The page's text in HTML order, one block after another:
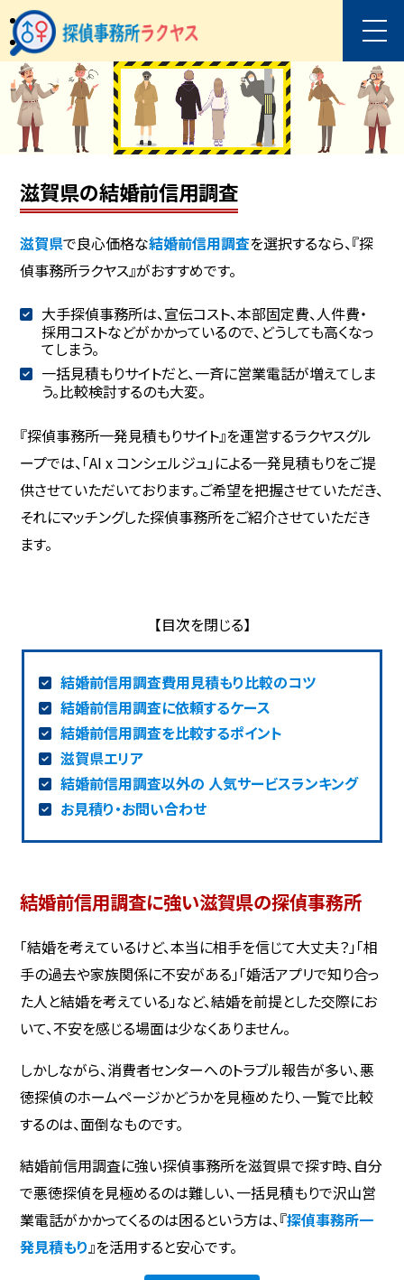
滋賀県の結婚前信用調査
滋賀県で良心価格な結婚前信用調査を選択するなら、『探
偵事務所ラクヤス』がおすすめです。
大手探偵事務所は、宣伝コスト、本部固定費、人件費・
採用コストなどがかかっているので、どうしても高くなっ
てしまう。
一括見積もりサイトだと、一斉に営業電話が増えてしま
う。比較検討するのも大変。
『探偵事務所一発見積もりサイト』を運営するラクヤスグル
ープでは、「AI x コンシェルジュ」による一発見積もりをご提
供させていただいております。ご希望を把握させていただき、
それにマッチングした探偵事務所をご紹介させていただき
ます。
結婚前信用調査費用見積もり比較のコツ
結婚前信用調査に依頼するケース
結婚前信用調査を比較するポイント
滋賀県エリア
結婚前信用調査以外の 人気サービスランキング
お見積り・お問い合わせ
結婚前信用調査に強い滋賀県の探偵事務所
「結婚を考えているけど、本当に相手を信じて大丈夫？」「相
手の過去や家族関係に不安がある」「婚活アプリで知り合っ
た人と結婚を考えている」など、結婚を前提とした交際にお
いて、不安を感じる場面は少なくありません。
しかしながら、消費者センターへのトラブル報告が多い、悪
徳探偵のホームページかどうかを見極めたり、一覧で比較
するのは、面倒なものです。
結婚前信用調査に強い探偵事務所を滋賀県で探す時、自分
で悪徳探偵を見極めるのは難しい、一括見積もりで沢山営
業電話がかかってくるのは困るという方は、『探偵事務所一
発見積もり 』を活用すると安心です。